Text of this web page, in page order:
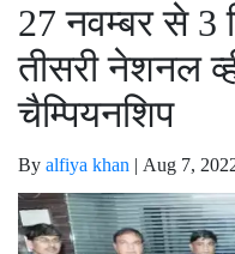
27 नवम्बर से 3
तीसरी नेशनल
चैम्पियनशिप
By alfiya khan | Aug 7,